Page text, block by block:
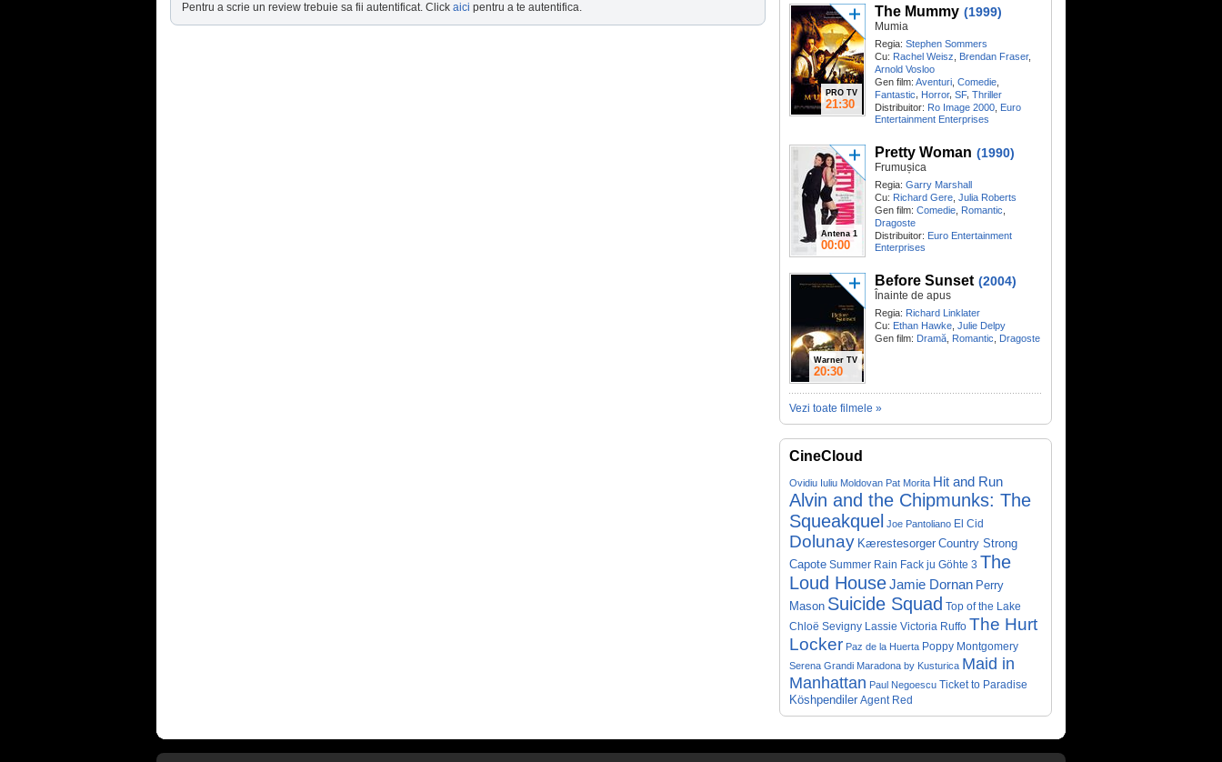
Pentru a scrie un review trebuie sa fii autentificat. Click aici pentru a te autentifica.
PRO TV
21:30
The Mummy (1999)
Mumia
Regia: Stephen Sommers
Cu: Rachel Weisz Brendan Fraser,
Arnold Vosloo
Gen film: Aventuri Comedie
Fantastic, Horror, SF, Thriller
Distribuitor: Ro Image 2000 Euro
Entertainment Enterprises
Antena 1
00:00
Pretty Woman (1990)
Frumușica
Regia: Garry Marshall
Cu: Richard Gere Julia Roberts
Gen film: Comedie Romantic
Dragoste
Distribuitor: Euro Entertainment
Enterprises
Warner TV
20:30
Before Sunset (2004)
Înainte de apus
Regia: Richard Linklater
Cu: Ethan Hawke Julie Delpy
Gen film: Dramă Romantic Dragoste
Vezi toate filmele »
CineCloud
Ovidiu Iuliu Moldovan Pat Morita Hit and Run
Alvin and the Chipmunks: The
Squeakquel Joe Pantoliano El Cid
Dolunay Kærestesorger Country Strong
Capote Summer Rain Fack ju Göhte 3 The
Loud HouseJamie Dornan Perry
Mason Suicide Squad Top of the Lake
Chloë Sevigny
Lassie Victoria Ruffo The Hurt
Locker Paz de la Huerta Poppy Montgomery
Serena Grandi Maradona by Kusturica Maid in
Manhattan Paul Negoescu Ticket to Paradise
Köshpendiler Agent Red